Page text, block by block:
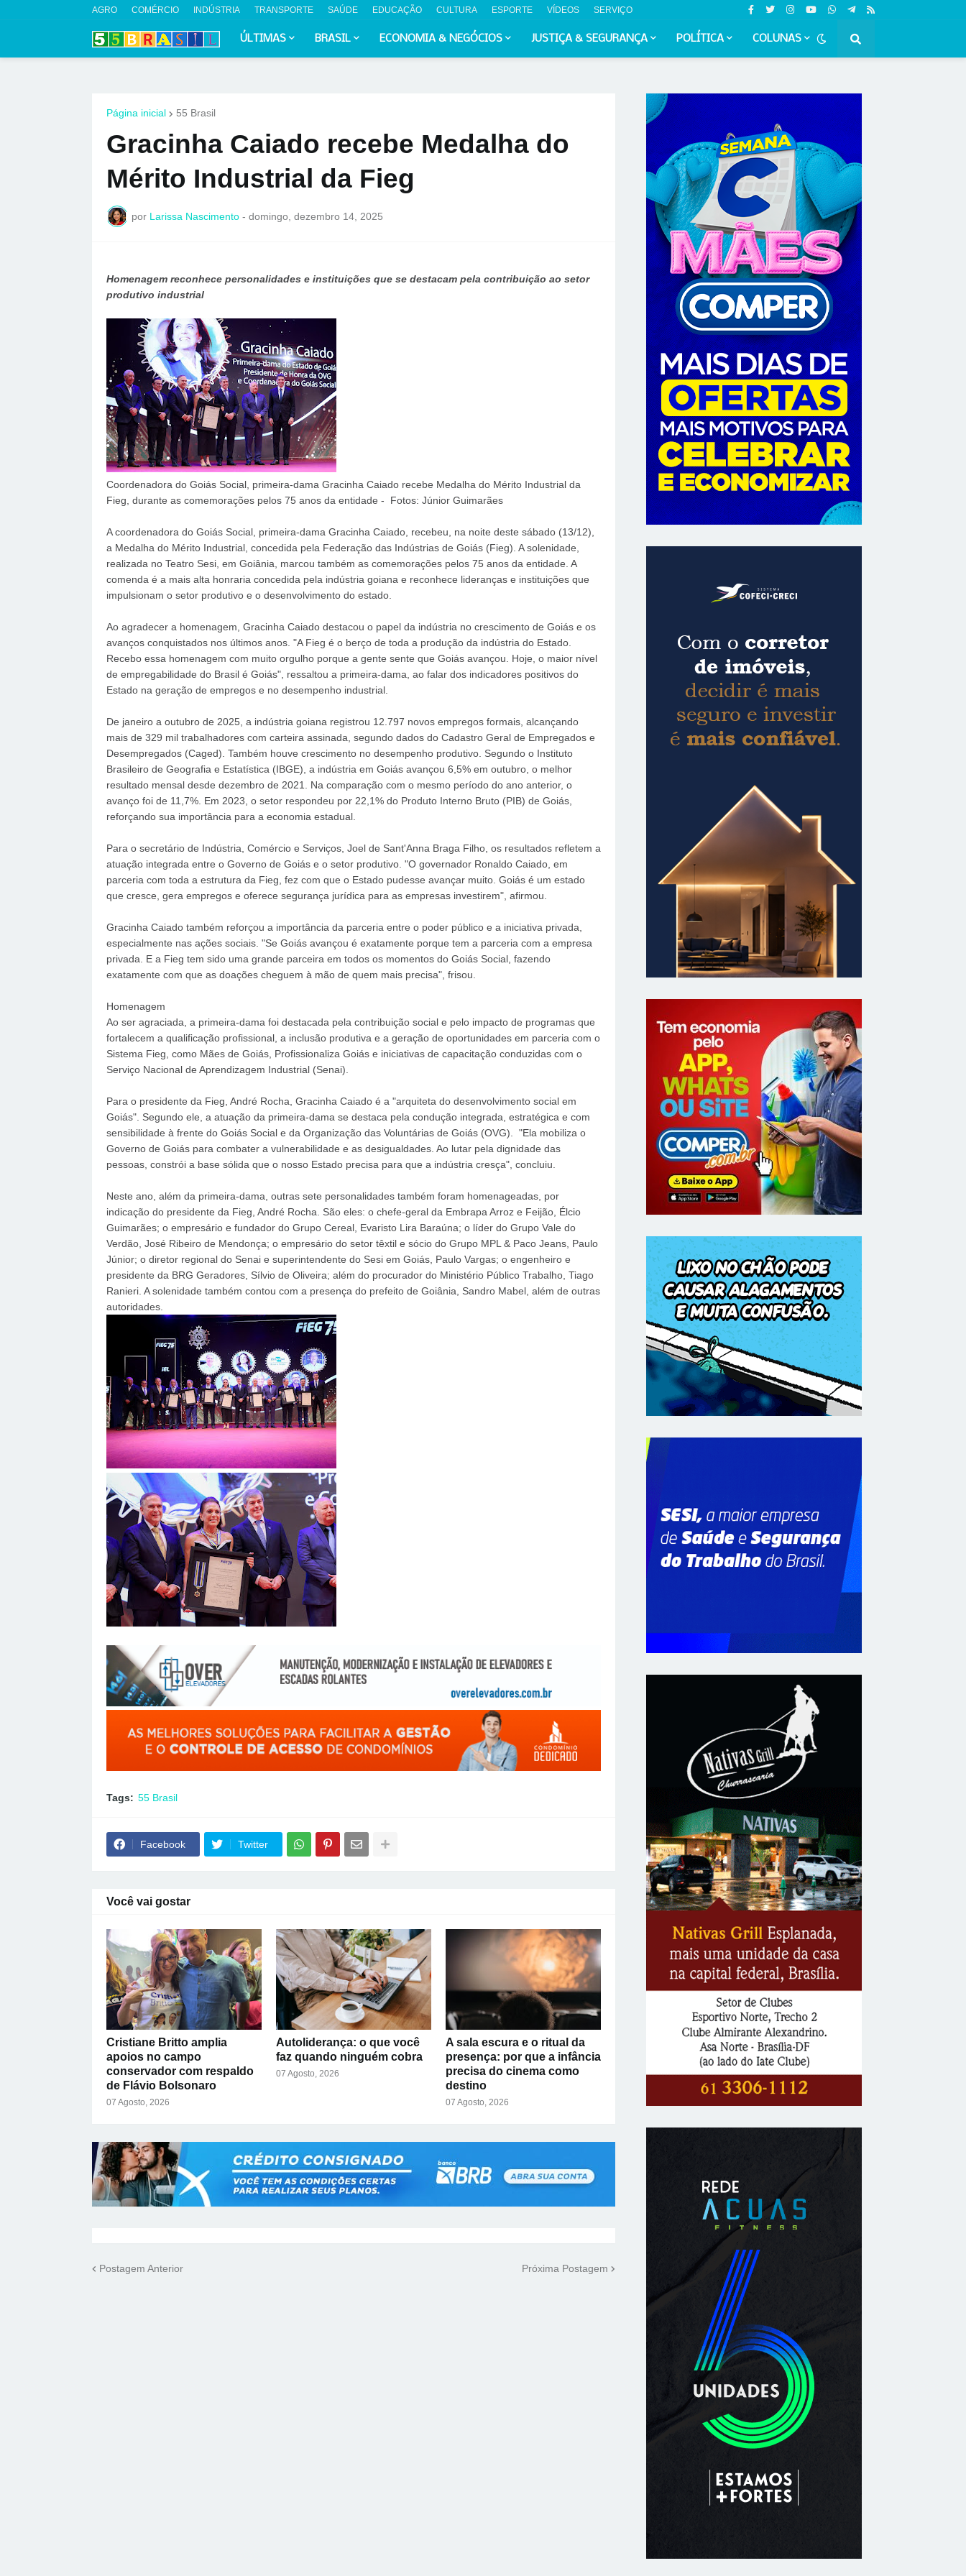
AGRO COMÉRCIO INDÚSTRIA TRANSPORTE SAÚDE EDUCAÇÃO CULTURA ESPORTE VÍDEOS SERVIÇO
ÚLTIMAS BRASIL ECONOMIA & NEGÓCIOS JUSTIÇA & SEGURANÇA POLÍTICA COLUNAS
Página inicial 55 Brasil
Gracinha Caiado recebe Medalha do
Mérito Industrial da Fieg
por Larissa Nascimento - domingo, dezembro 14, 2025
Homenagem reconhece personalidades e instituições que se destacam pela contribuição ao setor
produtivo industrial
Coordenadora do Goiás Social, primeira-dama Gracinha Caiado recebe Medalha do Mérito Industrial da
Fieg, durante as comemorações pelos 75 anos da entidade - Fotos: Júnior Guimarães
A coordenadora do Goiás Social, primeira-dama Gracinha Caiado, recebeu, na noite deste sábado (13/12),
a Medalha do Mérito Industrial, concedida pela Federação das Indústrias de Goiás (Fieg). A solenidade,
realizada no Teatro Sesi, em Goiânia, marcou também as comemorações pelos 75 anos da entidade. A
comenda é a mais alta honraria concedida pela indústria goiana e reconhece lideranças e instituições que
impulsionam o setor produtivo e o desenvolvimento do estado.
Ao agradecer a homenagem, Gracinha Caiado destacou o papel da indústria no crescimento de Goiás e os
avanços conquistados nos últimos anos. "A Fieg é o berço de toda a produção da indústria do Estado.
Recebo essa homenagem com muito orgulho porque a gente sente que Goiás avançou. Hoje, o maior nível
de empregabilidade do Brasil é Goiás", ressaltou a primeira-dama, ao falar dos indicadores positivos do
Estado na geração de empregos e no desempenho industrial.
De janeiro a outubro de 2025, a indústria goiana registrou 12.797 novos empregos formais, alcançando
mais de 329 mil trabalhadores com carteira assinada, segundo dados do Cadastro Geral de Empregados e
Desempregados (Caged). Também houve crescimento no desempenho produtivo. Segundo o Instituto
Brasileiro de Geografia e Estatística (IBGE), a indústria em Goiás avançou 6,5% em outubro, o melhor
resultado mensal desde dezembro de 2021. Na comparação com o mesmo período do ano anterior, o
avanço foi de 11,7%. Em 2023, o setor respondeu por 22,1% do Produto Interno Bruto (PIB) de Goiás,
reforçando sua importância para a economia estadual.
Para o secretário de Indústria, Comércio e Serviços, Joel de Sant'Anna Braga Filho, os resultados refletem a
atuação integrada entre o Governo de Goiás e o setor produtivo. "O governador Ronaldo Caiado, em
parceria com toda a estrutura da Fieg, fez com que o Estado pudesse avançar muito. Goiás é um estado
que cresce, gera empregos e oferece segurança jurídica para as empresas investirem", afirmou.
Gracinha Caiado também reforçou a importância da parceria entre o poder público e a iniciativa privada,
especialmente nas ações sociais. "Se Goiás avançou é exatamente porque tem a parceria com a empresa
privada. E a Fieg tem sido uma grande parceira em todos os momentos do Goiás Social, fazendo
exatamente com que as doações cheguem à mão de quem mais precisa", frisou.
Homenagem
Ao ser agraciada, a primeira-dama foi destacada pela contribuição social e pelo impacto de programas que
fortalecem a qualificação profissional, a inclusão produtiva e a geração de oportunidades em parceria com o
Sistema Fieg, como Mães de Goiás, Profissionaliza Goiás e iniciativas de capacitação conduzidas com o
Serviço Nacional de Aprendizagem Industrial (Senai).
Para o presidente da Fieg, André Rocha, Gracinha Caiado é a "arquiteta do desenvolvimento social em
Goiás". Segundo ele, a atuação da primeira-dama se destaca pela condução integrada, estratégica e com
sensibilidade à frente do Goiás Social e da Organização das Voluntárias de Goiás (OVG). "Ela mobiliza o
Governo de Goiás para combater a vulnerabilidade e as desigualdades. Ao lutar pela dignidade das
pessoas, constrói a base sólida que o nosso Estado precisa para que a indústria cresça", concluiu.
Neste ano, além da primeira-dama, outras sete personalidades também foram homenageadas, por
indicação do presidente da Fieg, André Rocha. São eles: o chefe-geral da Embrapa Arroz e Feijão, Élcio
Guimarães; o empresário e fundador do Grupo Cereal, Evaristo Lira Baraúna; o líder do Grupo Vale do
Verdão, José Ribeiro de Mendonça; o empresário do setor têxtil e sócio do Grupo MPL & Paco Jeans, Paulo
Júnior; o diretor regional do Senai e superintendente do Sesi em Goiás, Paulo Vargas; o engenheiro e
presidente da BRG Geradores, Sílvio de Oliveira; além do procurador do Ministério Público Trabalho, Tiago
Ranieri. A solenidade também contou com a presença do prefeito de Goiânia, Sandro Mabel, além de outras
autoridades.
Tags: 55 Brasil
Facebook Twitter
Você vai gostar
Cristiane Britto amplia
apoios no campo
conservador com respaldo
de Flávio Bolsonaro
07 Agosto, 2026
Autoliderança: o que você
faz quando ninguém cobra
07 Agosto, 2026
A sala escura e o ritual da
presença: por que a infância
precisa do cinema como
destino
07 Agosto, 2026
Postagem Anterior Próxima Postagem